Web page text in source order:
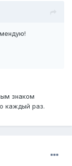
знаком
каждый раз.